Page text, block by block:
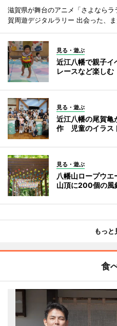
滋賀県が舞台のアニメ「さよなら
賀周遊デジタルラリー 出会った、ま
見る・遊ぶ
近江八幡で親子
レースなど楽しむ
見る・遊ぶ
近江八幡の尾賀亀
作 児童のイラス
見る・遊ぶ
八幡山ロープウ
山頂に200個の風
もっと
食